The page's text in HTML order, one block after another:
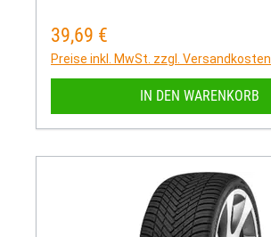
Regulärer Preis:
39,69 €
Preise inkl. MwSt. zzgl. Versandkosten
IN DEN WARENKORB